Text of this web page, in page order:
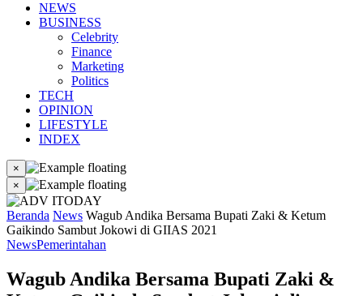
NEWS
BUSINESS
Celebrity
Finance
Marketing
Politics
TECH
OPINION
LIFESTYLE
INDEX
×
×
Beranda News Wagub Andika Bersama Bupati Zaki & Ketum
Gaikindo Sambut Jokowi di GIIAS 2021
NewsPemerintahan
Wagub Andika Bersama Bupati Zaki &